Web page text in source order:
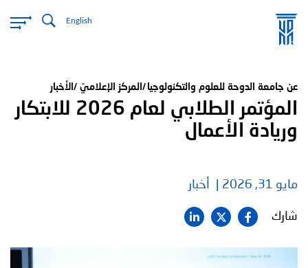
English
عن جامعة الدوحة للعلوم والتكنولوجيا المركز الإعلاميّ الأخبار
المؤتمر الطلابي لعام 2026 للابتكار
وريادة الأعمال
مايو 31, 2026 أخبار
شارك